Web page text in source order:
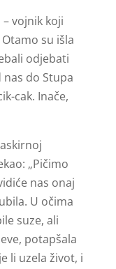
– vojnik koji
su išla
odjebati
nas do Stupa
cak. Inače,
„Pičimo
nas onaj
U očima
suze, ali
potapšala
li uzela život, i